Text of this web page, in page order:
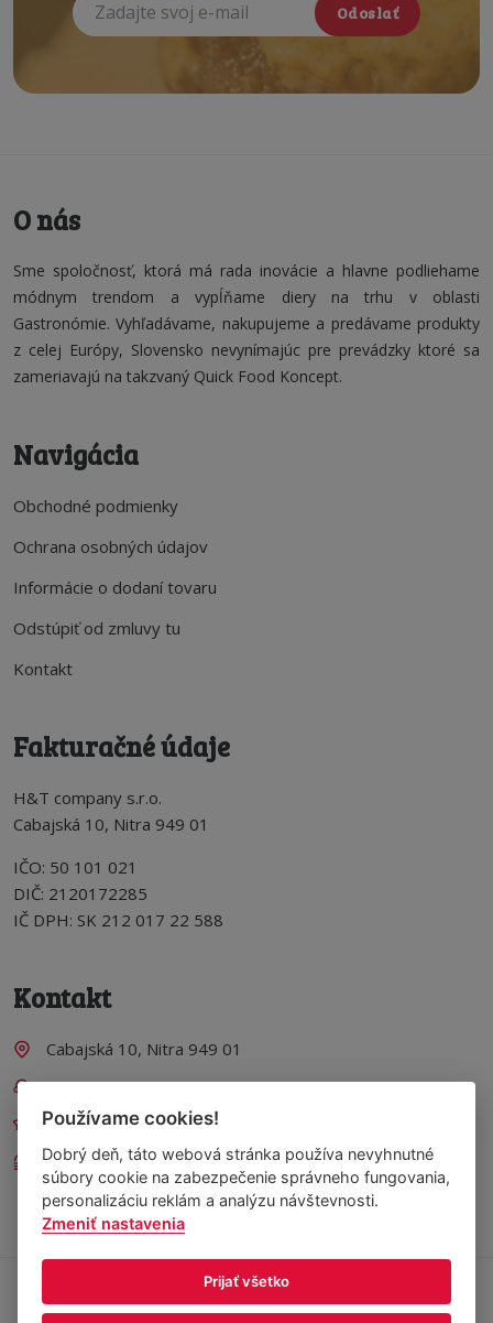
Odoslať
O nás
Sme spoločnosť, ktorá má rada inovácie a hlavne podliehame
módnym trendom a vypĺňame diery na trhu v oblasti
Gastronómie. Vyhľadávame, nakupujeme a predávame produkty
z celej Európy, Slovensko nevynímajúc pre prevádzky ktoré sa
zameriavajú na takzvaný Quick Food Koncept.
Navigácia
Obchodné podmienky
Ochrana osobných údajov
Informácie o dodaní tovaru
Odstúpiť od zmluvy tu
Kontakt
Fakturačné údaje
H&T company s.r.o.
Cabajská 10, Nitra 949 01
IČO: 50 101 021
DIČ: 2120172285
IČ DPH: SK 212 017 22 588
Kontakt
Cabajská 10, Nitra 949 01
+421 915 502 552
predaj@streetfoodservice.sk
Po - Pi 09:00 - 17:00
STREET FOOD SERVICE
Používame cookies!
Dobrý deň, táto webová stránka používa nevyhnutné
súbory cookie na zabezpečenie správneho fungovania,
personalizáciu reklám a analýzu návštevnosti.
Zmeniť nastavenia
Prijať všetko